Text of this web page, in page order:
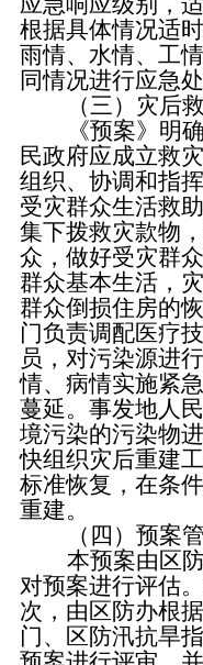
根据具体情况适
雨情、水情、工
同情况进行应急处
（三）
灾后
《预案》明
民政府应成立救
组织、协调和指
受灾群众生活救
集下拨救灾款物
众，做好受灾群
群众基本生活，
群众倒损住房的
门负责调配医疗
员，对污染源进
情、病情实施紧
蔓延。事发地人
境污染的污染物
快组织灾后重建
标准恢复，在条
重建。
（四） 预案
本预案由区
对预案进行评估
次，由区防办根
门、区防汛抗旱